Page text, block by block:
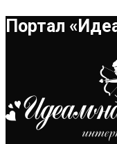
Портал